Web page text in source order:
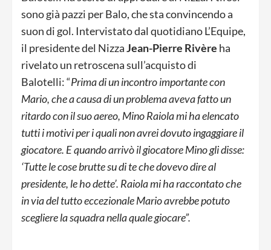
sono già pazzi per Balo, che sta convincendo a
suon di gol. Intervistato dal quotidiano L’Equipe,
il presidente del NizzaJean-Pierre Rivère ha
rivelato un retroscena sull’acquisto di
Balotelli: “Prima di un incontro importante con
Mario, che a causa di un problema aveva fatto un
ritardo con il suo aereo, Mino Raiola mi ha elencato
tutti i motivi per i quali non avrei dovuto ingaggiare il
giocatore. E quando arrivò il giocatore Mino gli disse:
‘Tutte le cose brutte su di te che dovevo dire al
presidente, le ho dette’. Raiola mi ha raccontato che
in via del tutto eccezionale Mario avrebbe potuto
scegliere la squadra nella quale giocare”.